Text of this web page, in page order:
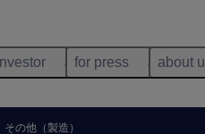
for press about
の他（製造）